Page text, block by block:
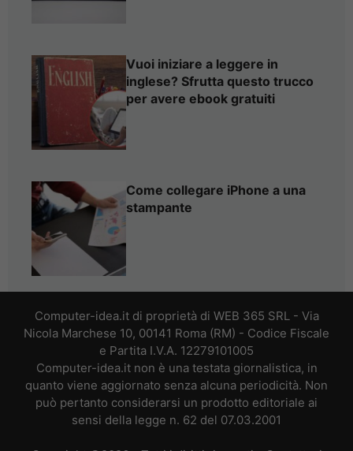
Vuoi iniziare a leggere in
inglese? Sfrutta questo trucco
per avere ebook gratuiti
Come collegare iPhone a una
stampante
Computer-idea.it di proprietà di WEB 365 SRL - Via
Nicola Marchese 10, 00141 Roma (RM) - Codice Fiscale
e Partita I.V.A. 12279101005
Computer-idea.it non è una testata giornalistica, in
quanto viene aggiornato senza alcuna periodicità. Non
può pertanto considerarsi un prodotto editoriale ai
sensi della legge n. 62 del 07.03.2001